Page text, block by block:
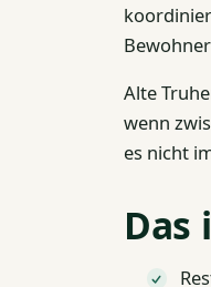
Alte
wenn
es nicht